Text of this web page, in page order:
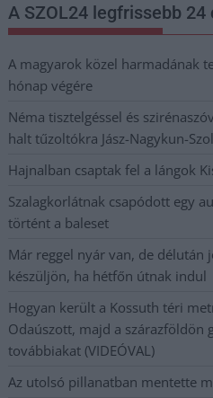
A SZOL24 legfrissebb 24
A magyarok közel harmadának
hónap végére
Néma tisztelgéssel és
halt tűzoltókra Jász-Nagykun-
Hajnalban csaptak fel a lángok
Szalagkorlátnak csapódott egy
történt a baleset
Már reggel nyár van, de délután
készüljön, ha hétfőn útnak indul
Hogyan került a Kossuth téri
Odaúszott, majd a szárazföldön
továbbiakat (VIDEÓVAL)
Az utolsó pillanatban mentette